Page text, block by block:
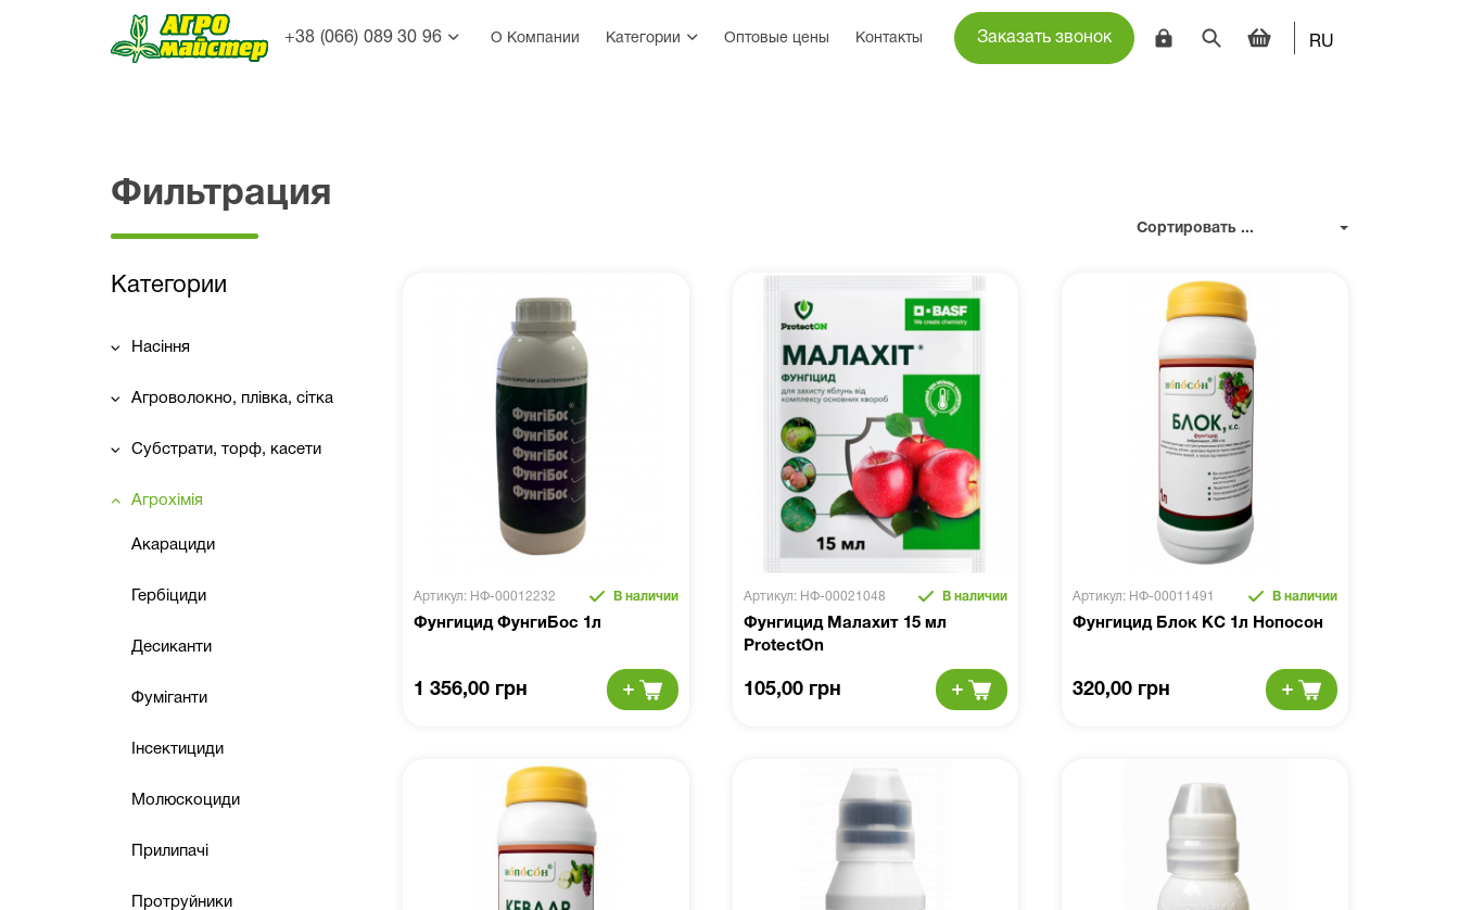
+38 (066) 089 30 96 О Компании Категории Оптовые цены Контакты Заказать звонок RU
Фильтрация
Категории
Насіння
Агроволокно, плівка, сітка
Субстрати, торф, касети
Агрохімія
Акарациди
Гербіциди
Десиканти
Фуміганти
Інсектициди
Молюскоциди
Прилипачі
Протруйники
Сортировать ...
Артикул: НФ-00012232 В наличии
Фунгицид ФунгиБос 1л
1 356,00 грн
Артикул: НФ-00021048 В наличии
Фунгицид Малахит 15 мл
ProtectOn
105,00 грн
Артикул: НФ-00011491 В наличии
Фунгицид Блок КС 1л Нопосон
320,00 грн